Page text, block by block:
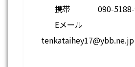
携帯 090-5188-
Eメール
tenkataihey17@ybb.ne.jp